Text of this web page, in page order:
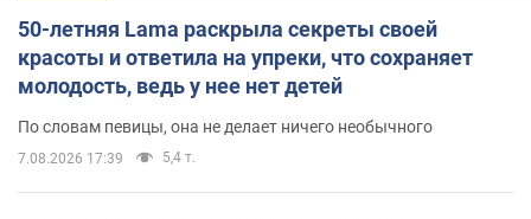
50-летняя Lama раскрыла секреты своей
красоты и ответила на упреки, что сохраняет
молодость, ведь у нее нет детей
По словам певицы, она не делает ничего необычного
7.08.2026 17:39 5,4 т.